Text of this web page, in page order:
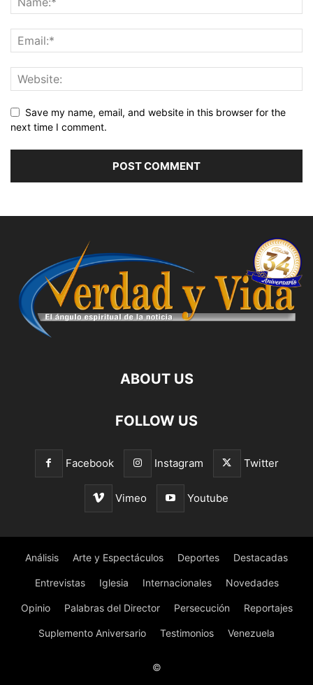
Save my name, email, and website in this browser for the
next time I comment.
ABOUT US
FOLLOW US
Facebook Instagram Twitter
Vimeo Youtube
Análisis Arte y Espectáculos Deportes Destacadas
Entrevistas Iglesia Internacionales Novedades
Opinio Palabras del Director Persecución Reportajes
Suplemento Aniversario Testimonios Venezuela
©